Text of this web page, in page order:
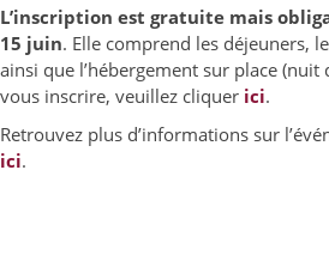
L’inscription est gratuite mais
15 juin. Elle comprend les déjeuners,
ainsi que l’hébergement sur place
vous inscrire, veuillez cliquer ici.
Retrouvez plus d’informations sur
ici.